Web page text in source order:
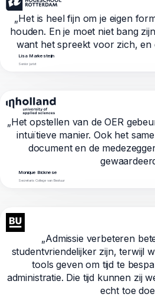
„Het is heel fijn om je eigen
houden. En je moet niet bang
want het spreekt voor zich, en
Lisa Markesteijn
Senior jurist
„Het opstellen van de OER
intuïtieve manier. Ook het
document en de
Monique Bicknese
Secretaris College van Bestuur
„Admissie verbeteren
studentvriendelijker zijn, terwijl
tools geven om tijd te
administratie. Die tijd kunnen zij
echt toe